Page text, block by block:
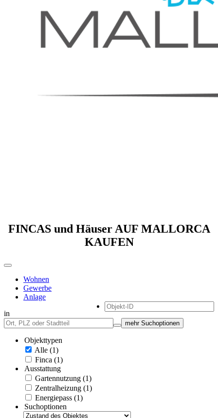
FINCAS und Häuser AUF MALLORCA
KAUFEN
Wohnen
Gewerbe
Anlage
in
mehr Suchoptionen
Objekttypen
Alle (1)
Finca (1)
Ausstattung
Gartennutzung (1)
Zentralheizung (1)
Energiepass (1)
Suchoptionen